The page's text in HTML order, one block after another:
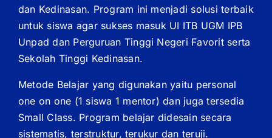
dan Kedinasan. Program ini menjadi solusi terbaik
untuk siswa agar sukses masuk UI ITB UGM IPB
Unpad dan Perguruan Tinggi Negeri Favorit serta
Sekolah Tinggi Kedinasan.
Metode Belajar yang digunakan yaitu personal
one on one (1 siswa 1 mentor) dan juga tersedia
Small Class. Program belajar didesain secara
sistematis, terstruktur, terukur dan teruji.